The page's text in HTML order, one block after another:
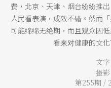
费，北京、天津、烟台纷纷推
人民看表演，成效不错。然而
可能绵绵无绝期，而且观众因
看来对健康的文
文字
摄影
第255期 /